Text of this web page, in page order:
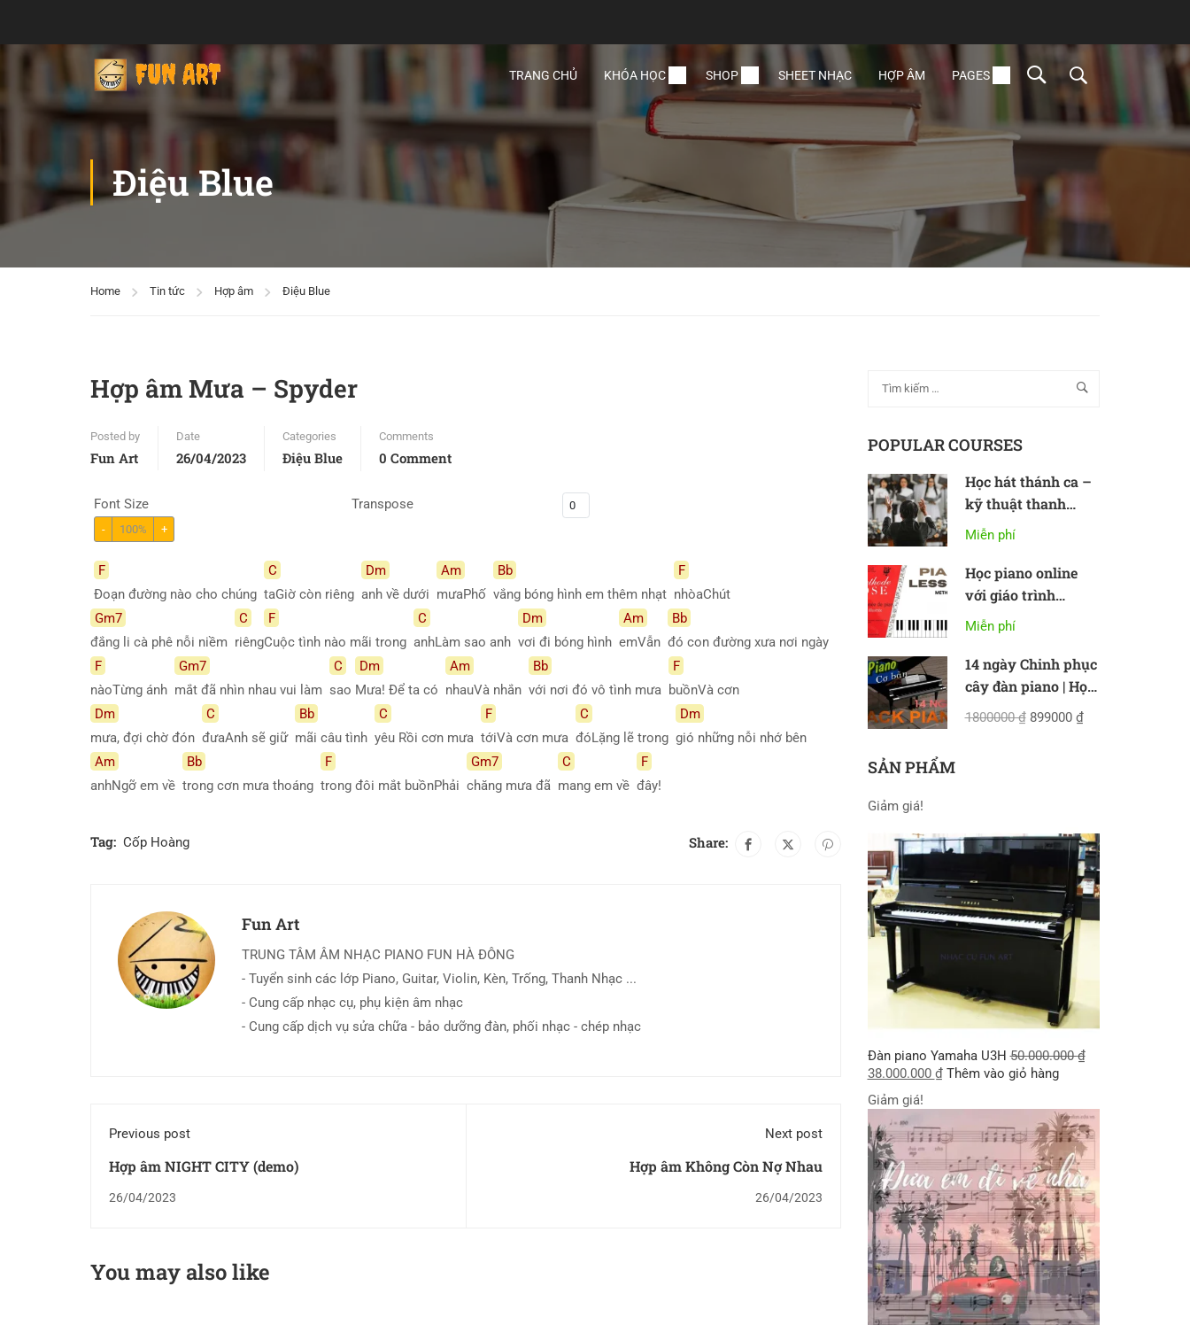
TRANG CHỦ KHÓA HỌC SHOP SHEET NHẠC HỢP ÂM PAGES
Điệu Blue
Home Tin tức Hợp âm Điệu Blue
Hợp âm Mưa – Spyder
Posted by
Fun Art
Date
26/04/2023
Categories
Điệu Blue
Comments
0 Comment
Font Size
- 100% +
Transpose
F
Đoạn đường nào cho chúng
C
taGiờ còn riêng
Dm
anh về dưới
Am
mưaPhố
Bb
vắng bóng hình em thêm nhạt
F
nhòaChút
Gm7
đắng li cà phê nỗi niềm
C
riêng
F
Cuộc tình nào mãi trong
C
anhLàm sao anh
Dm
vơi đi bóng hình
Am
emVẫn
Bb
đó con đường xưa nơi ngày
F
nàoTừng ánh
Gm7
mắt đã nhìn nhau vui làm
C
sao
Dm
Mưa! Để ta có
Am
nhauVà nhắn
Bb
với nơi đó vô tình mưa
F
buồnVà cơn
Dm
mưa, đợi chờ đón
C
đưaAnh sẽ giữ
Bb
mãi câu tình
C
yêu Rồi cơn mưa
F
tớiVà cơn mưa
C
đóLặng lẽ trong
Dm
gió những nỗi nhớ bên
Am
anhNgỡ em về
Bb
trong cơn mưa thoáng
F
trong đôi mắt buồnPhải
Gm7
chăng mưa đã
C
mang em về
F
đây!
Tag: Cốp Hoàng Share:
Fun Art
TRUNG TÂM ÂM NHẠC PIANO FUN HÀ ĐÔNG
- Tuyển sinh các lớp Piano, Guitar, Violin, Kèn, Trống, Thanh Nhạc ...
- Cung cấp nhạc cụ, phụ kiện âm nhạc
- Cung cấp dịch vụ sửa chữa - bảo dưỡng đàn, phối nhạc - chép nhạc
Previous post
Hợp âm NIGHT CITY (demo)
26/04/2023
Next post
Hợp âm Không Còn Nợ Nhau
26/04/2023
You may also like
POPULAR COURSES
Học hát thánh ca –
kỹ thuật thanh
nhạc cơ bản
Miễn phí
Học piano online
với giáo trình
Methode Rose
Miễn phí
14 ngày Chinh phục
cây đàn piano | Học
piano online cơ bản
1800000 ₫ 899000 ₫
SẢN PHẨM
Giảm giá!
Đàn piano Yamaha U3H 50.000.000₫
38.000.000 ₫ Thêm vào giỏ hàng
Giảm giá!